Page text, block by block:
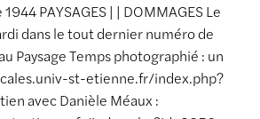
PAYSAGES | | DOMMAGES Le
dans le tout dernier numéro de
Paysage Temps photographié : un
st-etienne.fr/index.php?
avec Danièle Méaux :